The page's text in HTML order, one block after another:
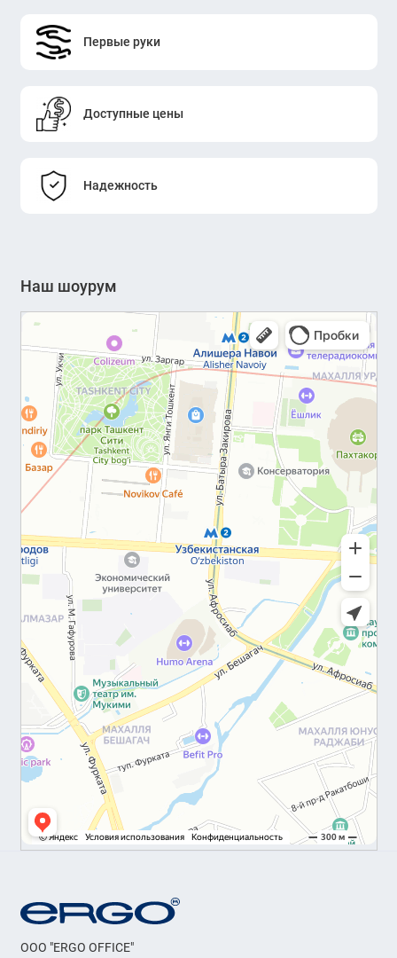
Первые руки
Доступные цены
Надежность
Наш шоурум
OOO "ERGO OFFICE"